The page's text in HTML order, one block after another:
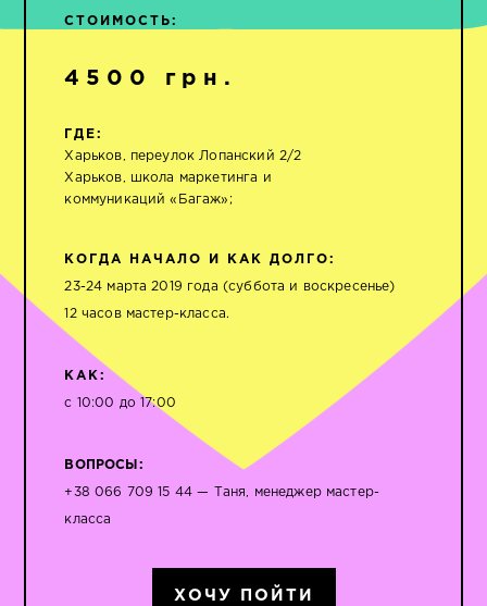
СТОИМОСТЬ:
4500 грн.
ГДЕ:
Харьков, переулок Лопанский 2/2
Харьков, школа маркетинга и
коммуникаций «Багаж»;
КОГДА НАЧАЛО И КАК ДОЛГО:
23-24 марта 2019 года (суббота и воскресенье)
12 часов мастер-класса.
КАК:
с ​10:00 до 17:00
ВОПРОСЫ:
+38 066 709 15 44 — Таня, менеджер мастер-
класса
ХОЧУ ПОЙТИ